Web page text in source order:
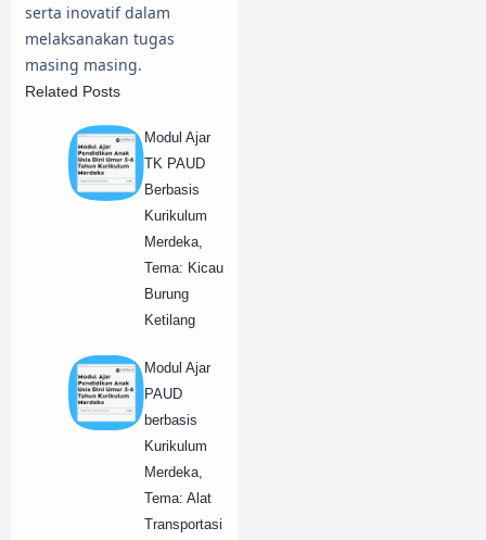
serta inovatif dalam
melaksanakan tugas
masing masing.
Related Posts
Modul Ajar
TK PAUD
Berbasis
Kurikulum
Merdeka,
Tema: Kicau
Burung
Ketilang
Modul Ajar
PAUD
berbasis
Kurikulum
Merdeka,
Tema: Alat
Transportasi